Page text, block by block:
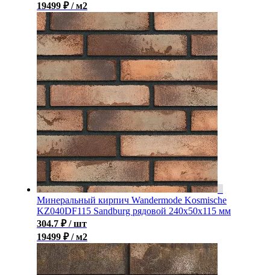
19499 ₽ / м2
Минеральный кирпич Wandermode Kosmische
KZ040DF115 Sandburg рядовой 240x50x115 мм
304.7 ₽ / шт
19499 ₽ / м2